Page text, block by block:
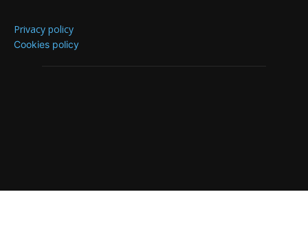
Privacy policy
Cookies policy